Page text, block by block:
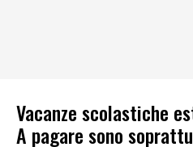
Vacanze scolastiche
A pagare sono